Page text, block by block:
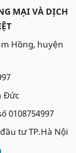
MẠI VÀ DỊCH
Hồng, huyện
Đức
0108754997
tư TP.Hà Nội